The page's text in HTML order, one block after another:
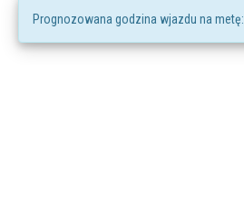
Prognozowana godzina wjazdu na metę: